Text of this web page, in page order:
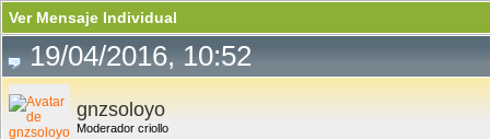
Ver Mensaje Individual
19/04/2016, 10:52
gnzsoloyo
Moderador criollo